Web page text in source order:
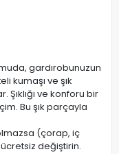
gardırobunuzun
kumaşı ve şık
Şıklığı ve konforu bir
Bu şık parçayla
(çorap, iç
değiştirin.